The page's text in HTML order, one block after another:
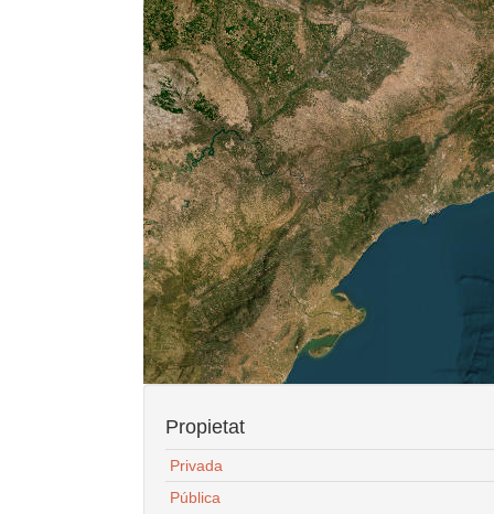
Propietat
Privada
Pública